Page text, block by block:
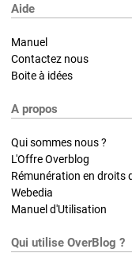
Aide
Manuel
Contactez nous
Boite à idées
A propos
Qui sommes nous ?
L'Offre Overblog
Rémunération en droits
Webedia
Manuel d'Utilisation
Qui utilise OverBlog ?